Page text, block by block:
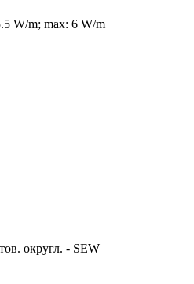
W/m; max: 6 W/m
округл. - SEW